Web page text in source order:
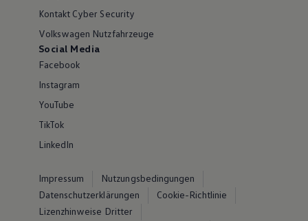
Kontakt Cyber Security
Volkswagen Nutzfahrzeuge
Social Media
Facebook
Instagram
YouTube
TikTok
LinkedIn
Impressum
Nutzungsbedingungen
Datenschutzerklärungen
Cookie-Richtlinie
Lizenzhinweise Dritter